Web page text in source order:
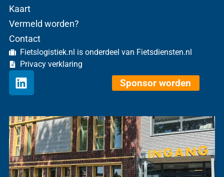
Kaart
Vermeld worden?
Contact
Fietslogistiek.nl is onderdeel van Fietsdiensten.nl
Privacy verklaring
Sponsor worden